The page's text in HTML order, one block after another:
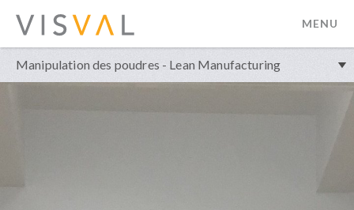
MENU
Manipulation des poudres - Lean Manufacturing